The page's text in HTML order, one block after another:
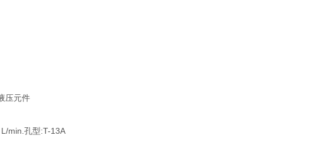
压元件
min.孔型:T-13A